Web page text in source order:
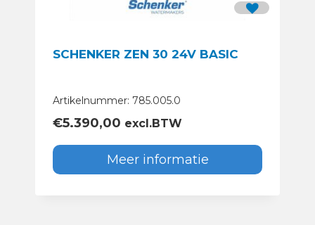
SCHENKER ZEN 30 24V BASIC
Artikelnummer: 785.005.0
€5.390,00 excl.BTW
Meer informatie